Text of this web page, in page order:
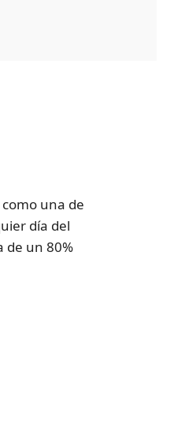
una de
día del
de un 80%